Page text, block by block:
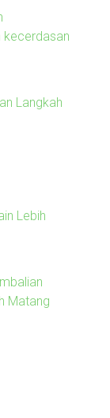
kecerdasan
Langkah
Lebih
Matang